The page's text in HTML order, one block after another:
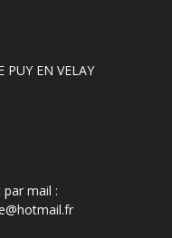
PUY EN VELAY
mail :